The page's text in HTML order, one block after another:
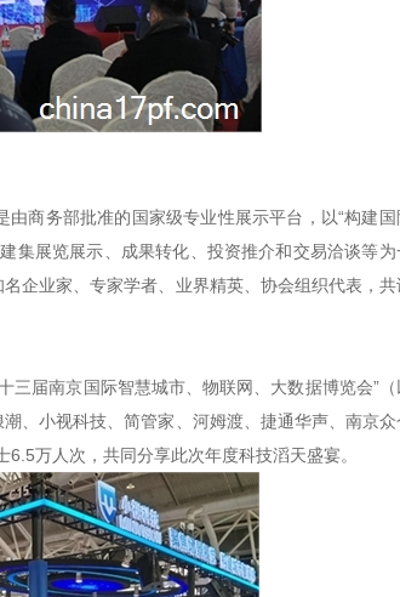
商务部批准的国家级专业性展示平台，以“构建国
集展览展示、成果转化、投资推介和交易洽谈等为
企业家、专家学者、业界精英、协会组织代表，共
三届南京国际智慧城市、物联网、大数据博览会”（
、小视科技、简管家、河姆渡、捷通华声、南京众
6.5万人次，共同分享此次年度科技滔天盛宴。